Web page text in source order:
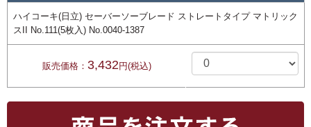
ハイコーキ(日立) セーバーソーブレード ストレートタイプ マトリック
スII No.111(5枚入) No.0040-1387
販売価格： 3,432 円(税込)